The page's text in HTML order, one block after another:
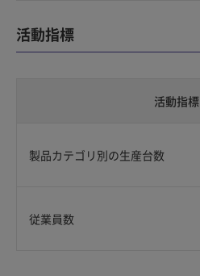
活動指標
活動指標
製品カテゴリ別の生産台数
従業員数